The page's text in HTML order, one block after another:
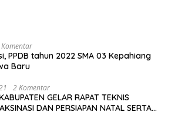
PPDB tahun 2022 SMA 03 Kepahiang
Baru
2 Komentar
GELAR RAPAT TEKNIS
DAN PERSIAPAN NATAL SERTA